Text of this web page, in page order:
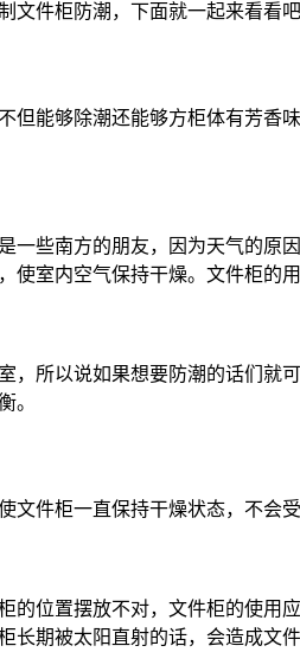
文件柜防潮，下面就一起来看看吧
够除潮还能够方柜体有芳香味
些南方的朋友，因为天气的原
使室内空气保持干燥。文件柜的
所以说如果想要防潮的话们就
。
件柜一直保持干燥状态，不会受
位置摆放不对，文件柜的使用
长期被太阳直射的话，会造成文